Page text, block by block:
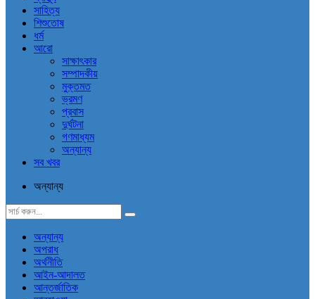
সাহিত্য
শিশুতোষ
ধর্ম
আরো
সাক্ষাৎকার
সম্পাদকীয়
মুক্তমত
ভ্রমণ
প্রবাস
দুর্ঘটনা
গণমাধ্যম
অন্যান্য
সব খবর
অন্যান্য
অন্যান্য
অপরাধ
অর্থনীতি
আইন-আদালত
আন্তর্জাতিক